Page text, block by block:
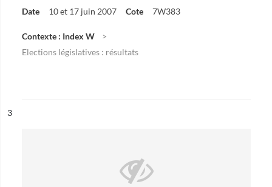
Date 10 et 17 juin 2007 Cote 7W383
Contexte : Index W
Elections législatives : résultats
n°
3